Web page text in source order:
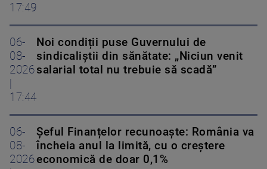
17:49
06-
08-
2026
17:44
Noi condiții puse Guvernului de
sindicaliștii din sănătate: „Niciun venit
salarial total nu trebuie să scadă”
06-
08-
2026
Șeful Finanțelor recunoaște: România va
încheia anul la limită, cu o creștere
economică de doar 0,1%